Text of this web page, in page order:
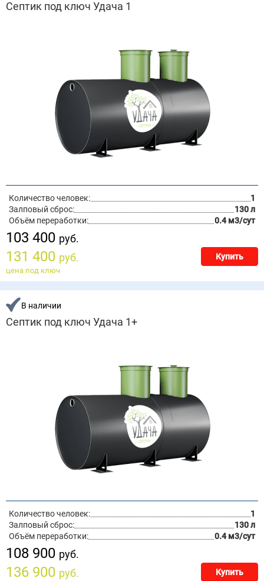
Септик под ключ Удача 1
Количество человек:
1
Залповый сброс:
130 л
Объём переработки:
0.4 м3/сут
103 400 руб.
131 400 руб. Купить
цена под ключ
В наличии
Септик под ключ Удача 1+
Количество человек:
1
Залповый сброс:
130 л
Объём переработки:
0.4 м3/сут
108 900 руб.
136 900 руб. Купить